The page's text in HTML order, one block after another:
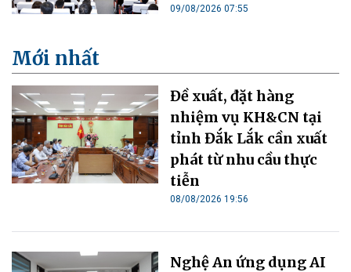
09/08/2026 07:55
Mới nhất
Đề xuất, đặt hàng
nhiệm vụ KH&CN tại
tỉnh Đắk Lắk cần xuất
phát từ nhu cầu thực
tiễn
08/08/2026 19:56
Nghệ An ứng dụng AI